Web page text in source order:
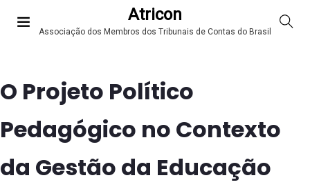
Atricon
Associação dos Membros dos Tribunais de Contas do Brasil
O Projeto Político
Pedagógico no Contexto
da Gestão da Educação